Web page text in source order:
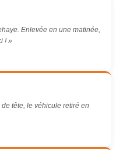
Enlevée en une matinée,
! »
tête, le véhicule retiré en